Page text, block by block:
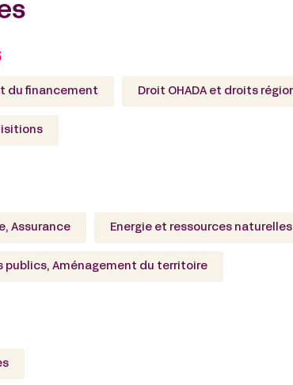
du financement Droit OHADA et droits
Assurance Energie et ressources naturelles
publics, Aménagement du territoire